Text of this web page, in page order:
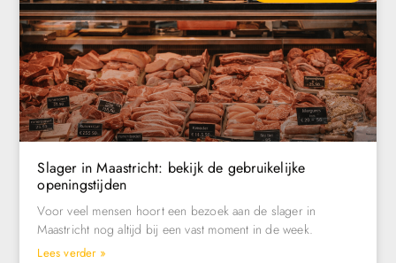
Slager in Maastricht: bekijk de gebruikelijke
openingstijden
Voor veel mensen hoort een bezoek aan de slager in
Maastricht nog altijd bij een vast moment in de week.
Lees verder »